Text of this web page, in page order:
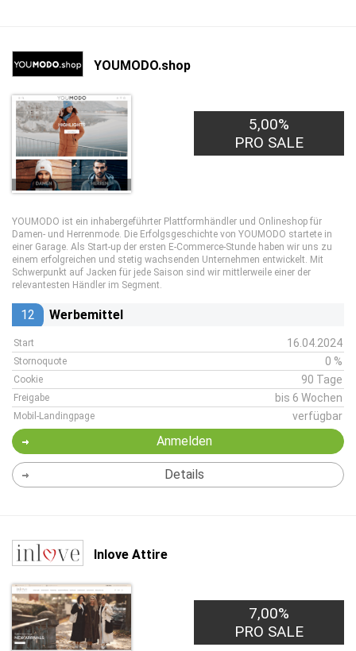
YOUMODO.shop
5,00%
PRO SALE
YOUMODO ist ein inhabergeführter Plattformhändler und Onlineshop für
Damen- und Herrenmode. Die Erfolgsgeschichte von YOUMODO startete in
einer Garage. Als Start-up der ersten E-Commerce-Stunde haben wir uns zu
einem erfolgreichen und stetig wachsenden Unternehmen entwickelt. Mit
Schwerpunkt auf Jacken für jede Saison sind wir mittlerweile einer der
relevantesten Händler im Segment.
12 Werbemittel
Start 16.04.2024
Stornoquote 0 %
Cookie 90 Tage
Freigabe bis 6 Wochen
Mobil-Landingpage verfügbar
Anmelden
Details
Inlove Attire
7,00%
PRO SALE